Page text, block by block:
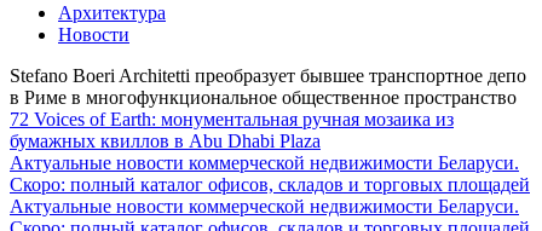
Архитектура
Новости
Stefano Boeri Architetti преобразует бывшее транспортное депо
в Риме в многофункциональное общественное пространство
72 Voices of Earth: монументальная ручная мозаика из
бумажных квиллов в Abu Dhabi Plaza
Актуальные новости коммерческой недвижимости Беларуси.
Скоро: полный каталог офисов, складов и торговых площадей
Актуальные новости коммерческой недвижимости Беларуси.